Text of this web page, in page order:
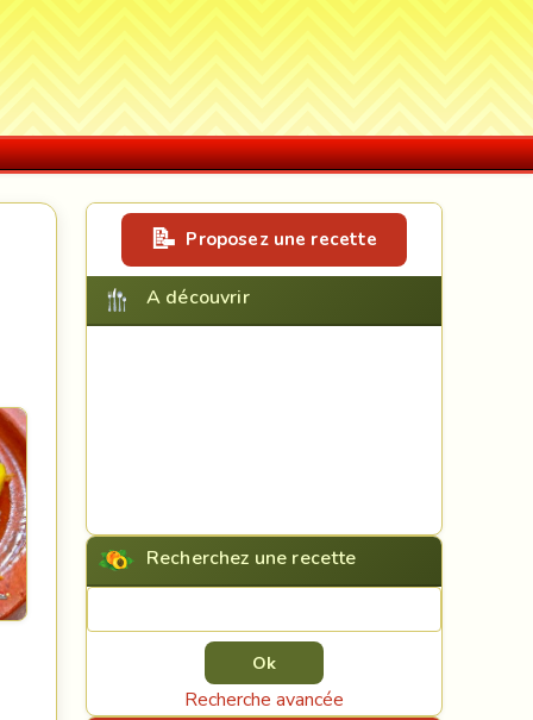
Proposez une recette
A découvrir
Recherchez une recette
Recherche avancée